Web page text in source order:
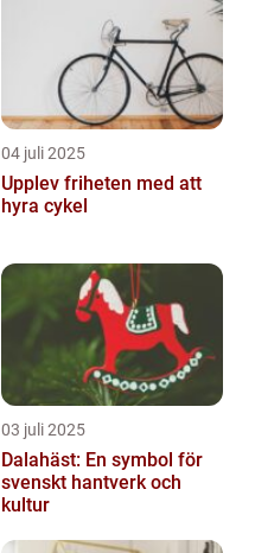
04 juli 2025
Upplev friheten med att
hyra cykel
03 juli 2025
Dalahäst: En symbol för
svenskt hantverk och
kultur